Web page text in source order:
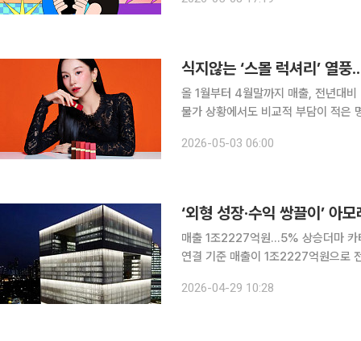
게 아니라 귀를 자극하고 손끝을 간질
식지않는 ‘스몰 럭셔리’ 열
올 1월부터 4월말까지 매출, 전년대
물가 상황에서도 비교적 부담이 적은
견인하며 국내 뷰티 시장에서 존재감
2026-05-03 06:00
매출 1조2227억원...5% 상승더마 카테고리‧글로벌 시
연결 기준 매출이 1조2227억원으로
브랜드(에스트라, 코스알엑스, 일리윤
2026-04-29 10:28